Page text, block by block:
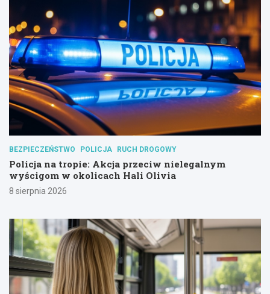
BEZPIECZEŃSTWO POLICJA RUCH DROGOWY
Policja na tropie: Akcja przeciw nielegalnym
wyścigom w okolicach Hali Olivia
8 sierpnia 2026